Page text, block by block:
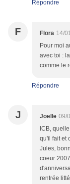
Répondre
F Flora 14/
Pour moi
avec toi :
comme le
Répondre
J Joelle 09/
ICB,
qu'il fait et
Jules,
coeur
rentrée